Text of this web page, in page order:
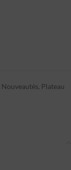
Nouveautés, Plateau